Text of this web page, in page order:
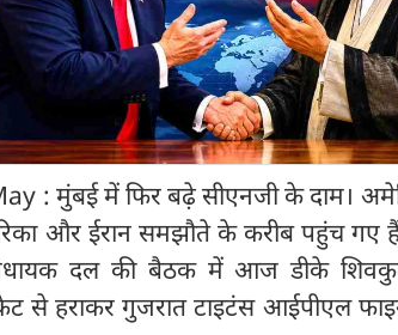
: मुंबई में फिर बढ़े सीएनजी के दाम।
और ईरान समझौते के करीब पहुंच गए
दल की बैठक में आज डीके
से हराकर गुजरात टाइटंस आईपीएल